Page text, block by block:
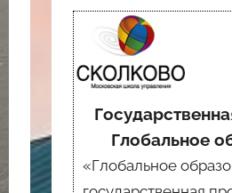
Глобальное
«Глобальное